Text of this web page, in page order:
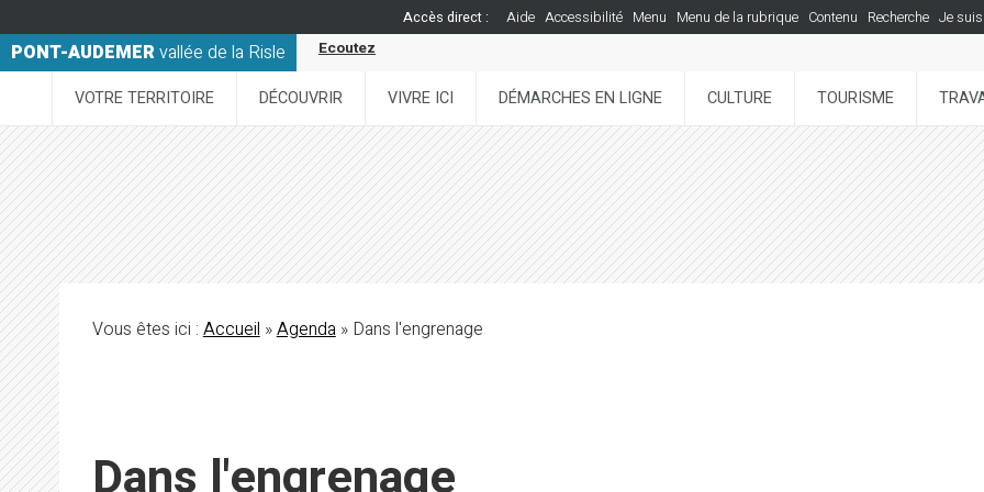
Accès direct : Aide Accessibilité Menu Menu de la rubrique Contenu Recherche Je suis
PONT-AUDEMERvallée de la Risle Ecoutez
VOTRE TERRITOIRE DÉCOUVRIR VIVRE ICI DÉMARCHES EN LIGNE CULTURE TOURISME
Vous êtes ici :Accueil»Agenda» Dans l'engrenage